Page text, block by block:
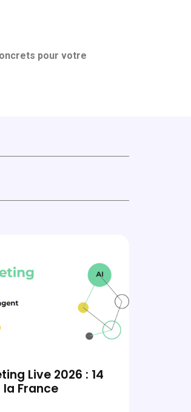
pour votre
Live 2026 : 14
France